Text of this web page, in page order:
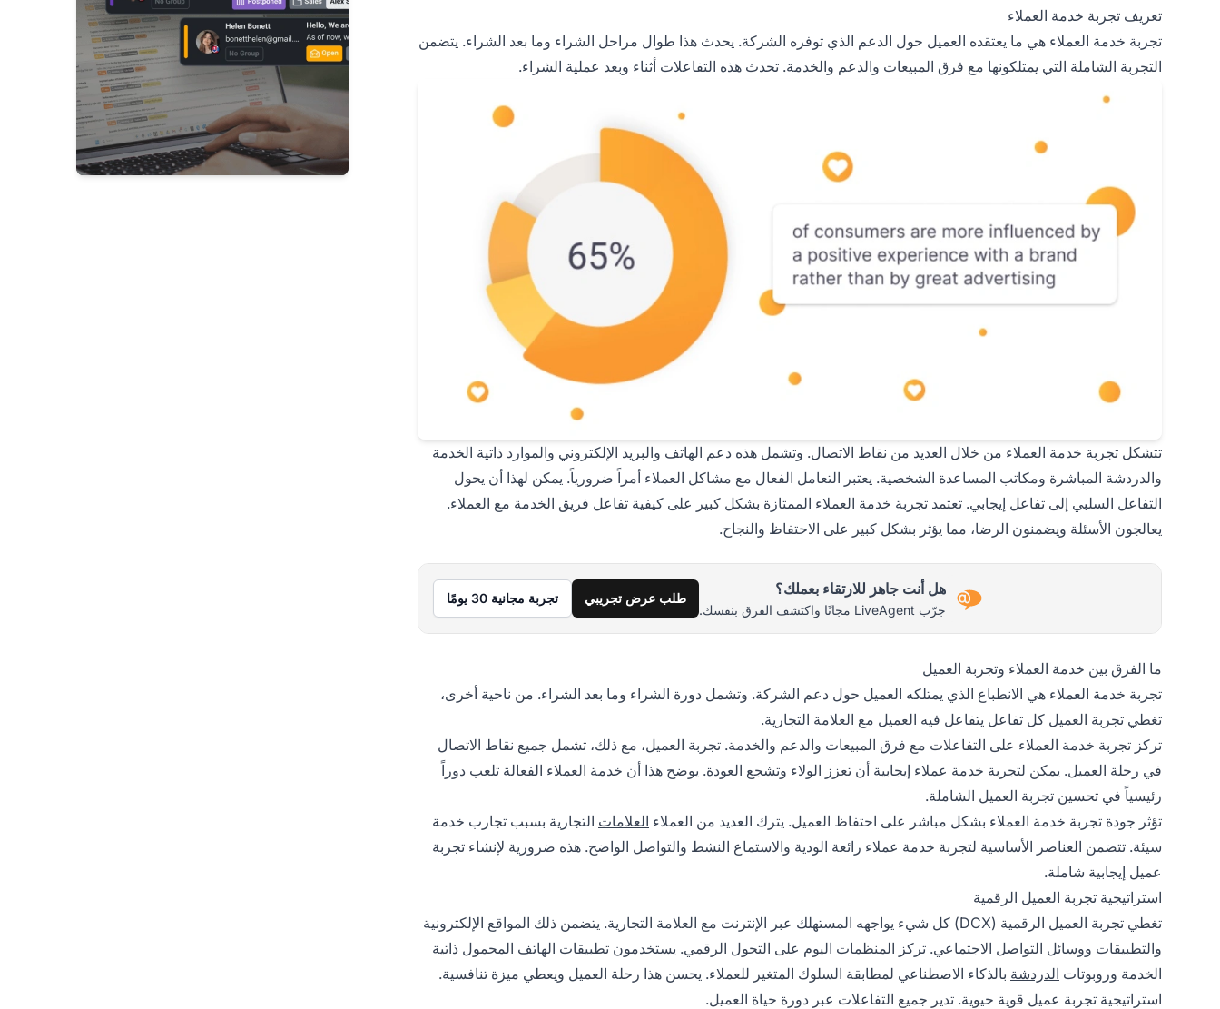
تعريف تجربة خدمة العملاء
تجربة خدمة العملاء هي ما يعتقده العميل حول الدعم الذي توفره الشركة. يحدث هذا طوال مراحل الشراء وما بعد الشراء. يتضمن
التجربة الشاملة التي يمتلكونها مع فرق المبيعات والدعم والخدمة. تحدث هذه التفاعلات أثناء وبعد عملية الشراء.
تتشكل تجربة خدمة العملاء من خلال العديد من نقاط الاتصال. وتشمل هذه دعم الهاتف والبريد الإلكتروني والموارد ذاتية الخدمة
والدردشة المباشرة ومكاتب المساعدة الشخصية. يعتبر التعامل الفعال مع مشاكل العملاء أمراً ضرورياً. يمكن لهذا أن يحول
التفاعل السلبي إلى تفاعل إيجابي. تعتمد تجربة خدمة العملاء الممتازة بشكل كبير على كيفية تفاعل فريق الخدمة مع العملاء.
يعالجون الأسئلة ويضمنون الرضا، مما يؤثر بشكل كبير على الاحتفاظ والنجاح.
هل أنت جاهز للارتقاء بعملك؟
جرّب LiveAgent مجانًا واكتشف الفرق بنفسك.
طلب عرض تجريبي تجربة مجانية 30 يومًا
ما الفرق بين خدمة العملاء وتجربة العميل
تجربة خدمة العملاء هي الانطباع الذي يمتلكه العميل حول دعم الشركة. وتشمل دورة الشراء وما بعد الشراء. من ناحية أخرى،
تغطي تجربة العميل كل تفاعل يتفاعل فيه العميل مع العلامة التجارية.
تركز تجربة خدمة العملاء على التفاعلات مع فرق المبيعات والدعم والخدمة. تجربة العميل، مع ذلك، تشمل جميع نقاط الاتصال
في رحلة العميل. يمكن لتجربة خدمة عملاء إيجابية أن تعزز الولاء وتشجع العودة. يوضح هذا أن خدمة العملاء الفعالة تلعب دوراً
رئيسياً في تحسين تجربة العميل الشاملة.
تؤثر جودة تجربة خدمة العملاء بشكل مباشر على احتفاظ العميل. يترك العديد من العملاء العلامات التجارية بسبب تجارب خدمة
سيئة. تتضمن العناصر الأساسية لتجربة خدمة عملاء رائعة الودية والاستماع النشط والتواصل الواضح. هذه ضرورية لإنشاء تجربة
عميل إيجابية شاملة.
استراتيجية تجربة العميل الرقمية
تغطي تجربة العميل الرقمية (DCX) كل شيء يواجهه المستهلك عبر الإنترنت مع العلامة التجارية. يتضمن ذلك المواقع الإلكترونية
والتطبيقات ووسائل التواصل الاجتماعي. تركز المنظمات اليوم على التحول الرقمي. يستخدمون تطبيقات الهاتف المحمول ذاتية
الخدمة وروبوتات الدردشة بالذكاء الاصطناعي لمطابقة السلوك المتغير للعملاء. يحسن هذا رحلة العميل ويعطي ميزة تنافسية.
استراتيجية تجربة عميل قوية حيوية. تدير جميع التفاعلات عبر دورة حياة العميل.